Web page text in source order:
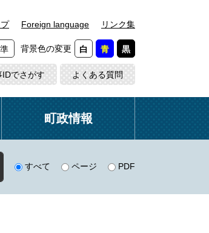
Foreign language リンク集
背景色の変更 白 青 黒
IDでさがす よくある質問
町政情報
すべて ページ PDF